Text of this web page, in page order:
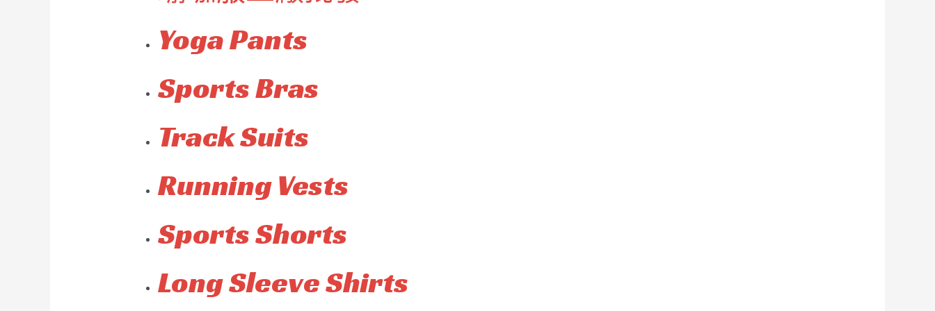
Yoga Pants
Sports Bras
Track Suits
Running Vests
Sports Shorts
Long Sleeve Shirts